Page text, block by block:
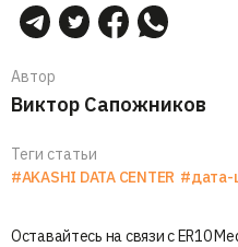
Автор
Виктор Сапожников
Теги статьи
#AKASHI DATA CENTER #дата-
Оставайтесь на связи с ER10